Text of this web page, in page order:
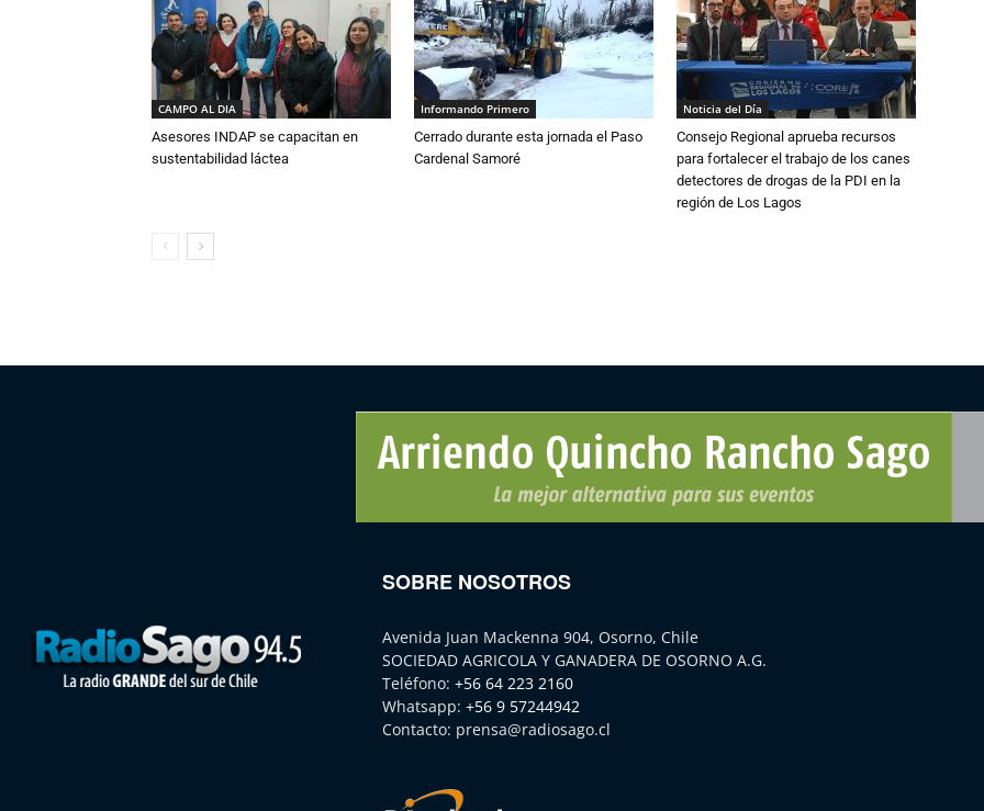
CAMPO AL DIA
Asesores INDAP se capacitan en
sustentabilidad láctea
Informando Primero
Cerrado durante esta jornada el Paso
Cardenal Samoré
Noticia del Día
Consejo Regional aprueba recursos
para fortalecer el trabajo de los canes
detectores de drogas de la PDI en la
región de Los Lagos
SOBRE NOSOTROS
Avenida Juan Mackenna 904, Osorno, Chile
SOCIEDAD AGRICOLA Y GANADERA DE OSORNO A.G.
Teléfono: +56 64 223 2160
Whatsapp: +56 9 57244942
Contacto: prensa@radiosago.cl